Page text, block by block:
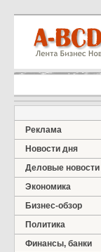
Реклама
Новости дня
Деловые новости
Экономика
Бизнес-обзор
Политика
Финансы, банки